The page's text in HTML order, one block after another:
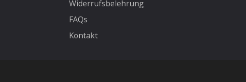
Widerrufsbelehrung
FAQs
Kontakt